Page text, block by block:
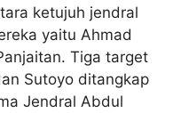
ketujuh jendral
yaitu Ahmad
Tiga target
Sutoyo ditangkap
Jendral Abdul